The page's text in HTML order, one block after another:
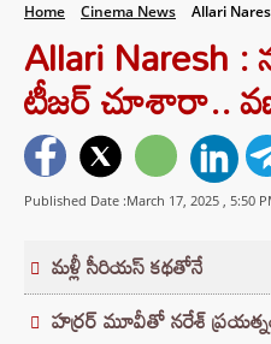
Home Cinema News Allari
Allari Naresh
టీజర్ చూశారా..
Published Date :March 17, 2025 , 5:50
మళ్లీ సీరియస్ కథతోనే
హర్రర్ మూవీతో నరేశ్